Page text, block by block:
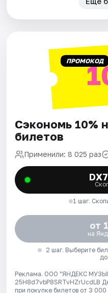
ПРОМОКОД
Сэкономь 10%
билетов
Применили: 8 025 раз
1 шаг.
от
на
2 шаг. Выберите
Реклама. ООО "ЯНДЕКС
25H8d7vbP8SRTvHZrUcdLB
при покупке билетов от 3